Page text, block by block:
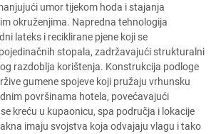
umor tijekom hoda i stajanja
okruženjima. Napredna tehnologija
lateks i reciklirane pjene koji se
stopala, zadržavajući strukturalni
razdoblja korištenja. Konstrukcija podloge
gumene spojeve koji pružaju vrhunsku
površinama hotela, povećavajući
kreću u kupaonicu, spa područja i lokacije
imaju svojstva koja odvajaju vlagu i tako